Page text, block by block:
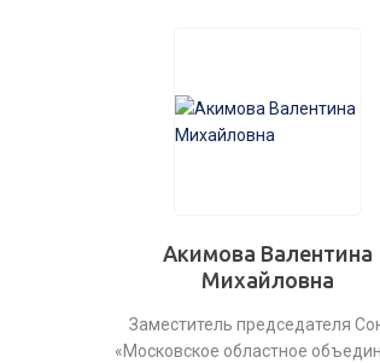
Акимова Валентина
Михайловна
Заместитель председателя
«Московское областное